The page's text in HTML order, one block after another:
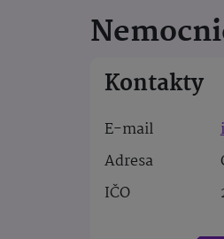
Kontakty
E-mail
Adresa
IČO